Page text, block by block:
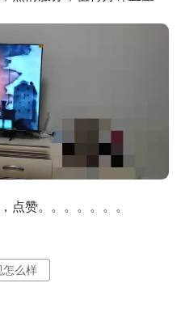
点赞。。。。。。。
么样